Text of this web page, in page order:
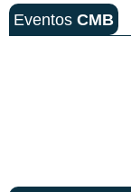
Eventos CMB